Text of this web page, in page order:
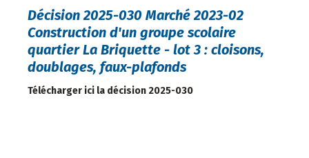
Décision 2025-030 Marché 2023-02
Construction d'un groupe scolaire
quartier La Briquette - lot 3 : cloisons,
doublages, faux-plafonds
Télécharger ici la décision 2025-030